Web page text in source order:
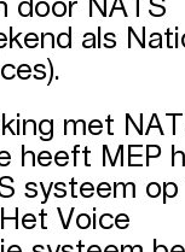
als
met
heeft MEP
systeem
Voice